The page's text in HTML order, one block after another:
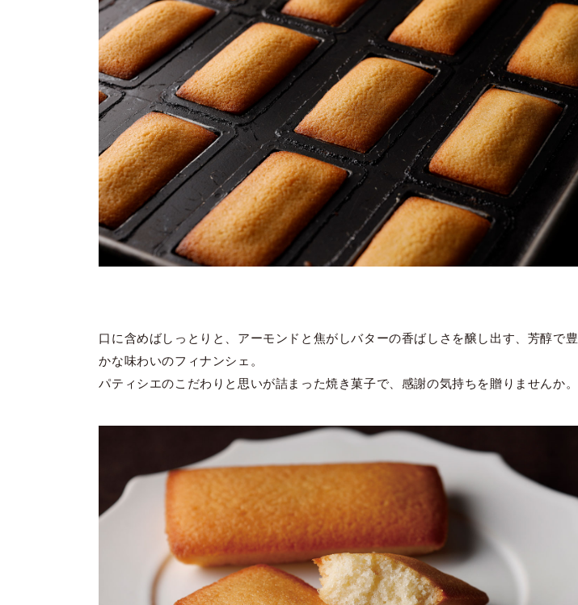
口に含めばしっとりと、アーモンドと焦がしバターの香ばしさを醸し出す、芳醇で豊
かな味わいのフィナンシェ。
パティシエのこだわりと思いが詰まった焼き菓子で、感謝の気持ちを贈りませんか。